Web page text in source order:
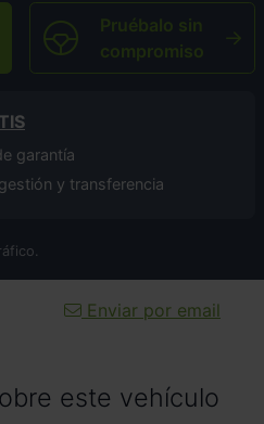
este vehículo
Pruébalo sin
compromiso
garantía
y transferencia
Enviar por email